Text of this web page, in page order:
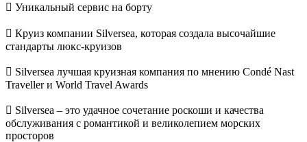
​ Уникальный сервис на борту
​ Круиз компании Silversea, которая создала высочайшие
стандарты люкс-круизов
​ Silversea лучшая круизная компания по мнению Condé Nast
Traveller и World Travel Awards
​ Silversea – это удачное сочетание роскоши и качества
обслуживания с романтикой и великолепием морских
просторов​